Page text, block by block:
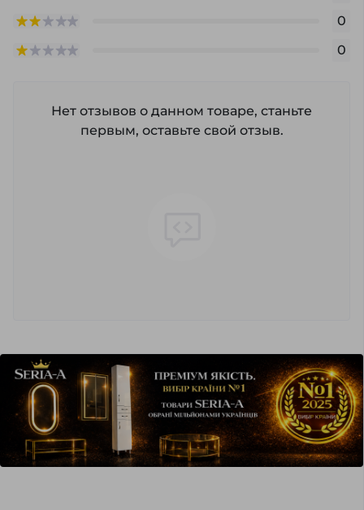
0
0
Нет отзывов о данном товаре, станьте
первым, оставьте свой отзыв.